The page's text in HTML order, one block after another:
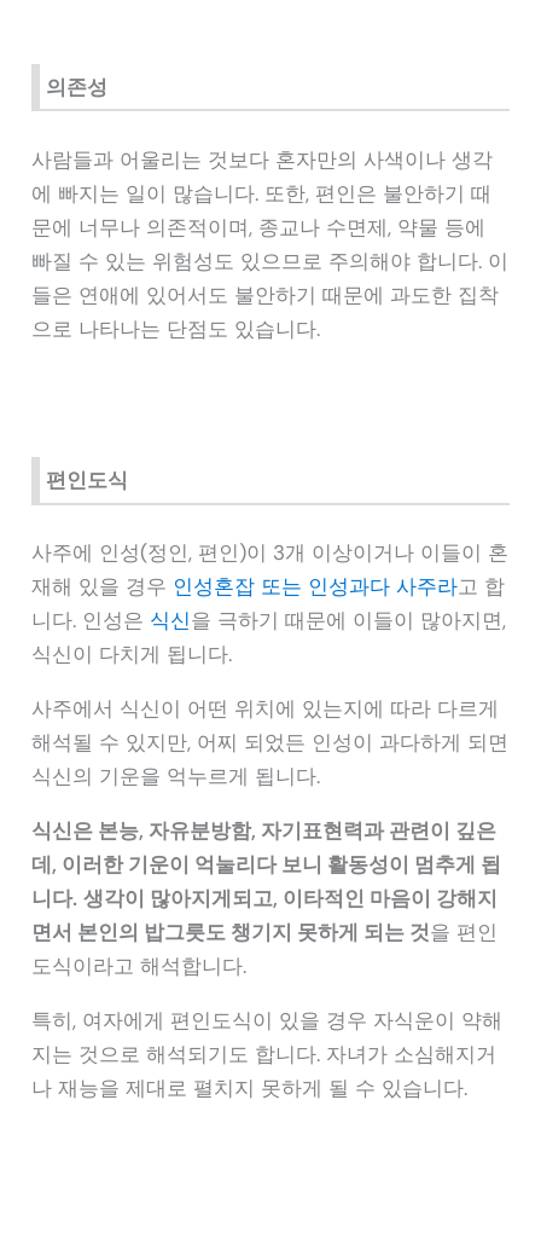
의존성
사람들과 어울리는 것보다 혼자만의 사색이나 생각
에 빠지는 일이 많습니다. 또한, 편인은 불안하기 때
문에 너무나 의존적이며, 종교나 수면제, 약물 등에
빠질 수 있는 위험성도 있으므로 주의해야 합니다. 이
들은 연애에 있어서도 불안하기 때문에 과도한 집착
으로 나타나는 단점도 있습니다.
편인도식
사주에 인성(정인, 편인)이 3개 이상이거나 이들이 혼
재해 있을 경우 인성혼잡 또는 인성과다 사주라고 합
니다. 인성은 식신을 극하기 때문에 이들이 많아지면,
식신이 다치게 됩니다.
사주에서 식신이 어떤 위치에 있는지에 따라 다르게
해석될 수 있지만, 어찌 되었든 인성이 과다하게 되면
식신의 기운을 억누르게 됩니다.
식신은 본능, 자유분방함, 자기표현력과 관련이 깊은
데, 이러한 기운이 억눌리다 보니 활동성이 멈추게 됩
니다. 생각이 많아지게되고, 이타적인 마음이 강해지
면서 본인의 밥그릇도 챙기지 못하게 되는 것을 편인
도식이라고 해석합니다.
특히, 여자에게 편인도식이 있을 경우 자식운이 약해
지는 것으로 해석되기도 합니다. 자녀가 소심해지거
나 재능을 제대로 펼치지 못하게 될 수 있습니다.